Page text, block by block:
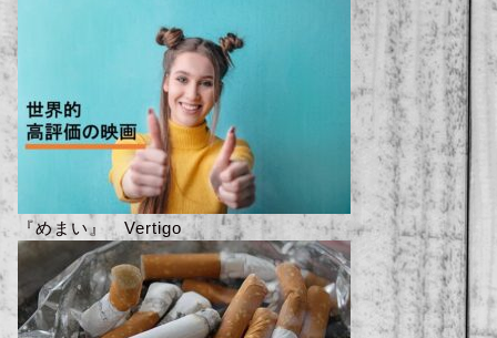
『めまい』 Vertigo